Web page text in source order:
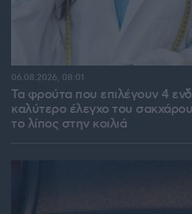
Τα φρούτα που επιλέγουν 4
καλύτερο έλεγχο του
το λίπος στην κοιλιά
06.08.2026, 08:01